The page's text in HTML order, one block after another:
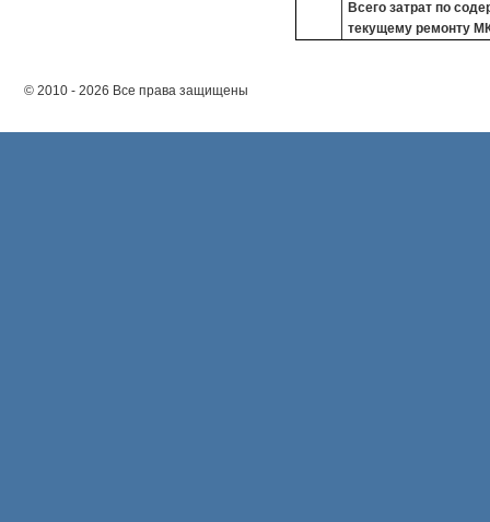
Всего затрат по
текущему ремонту
© 2010 - 2026 Все права защищены